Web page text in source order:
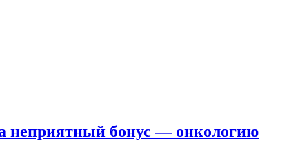
неприятный бонус — онкологию